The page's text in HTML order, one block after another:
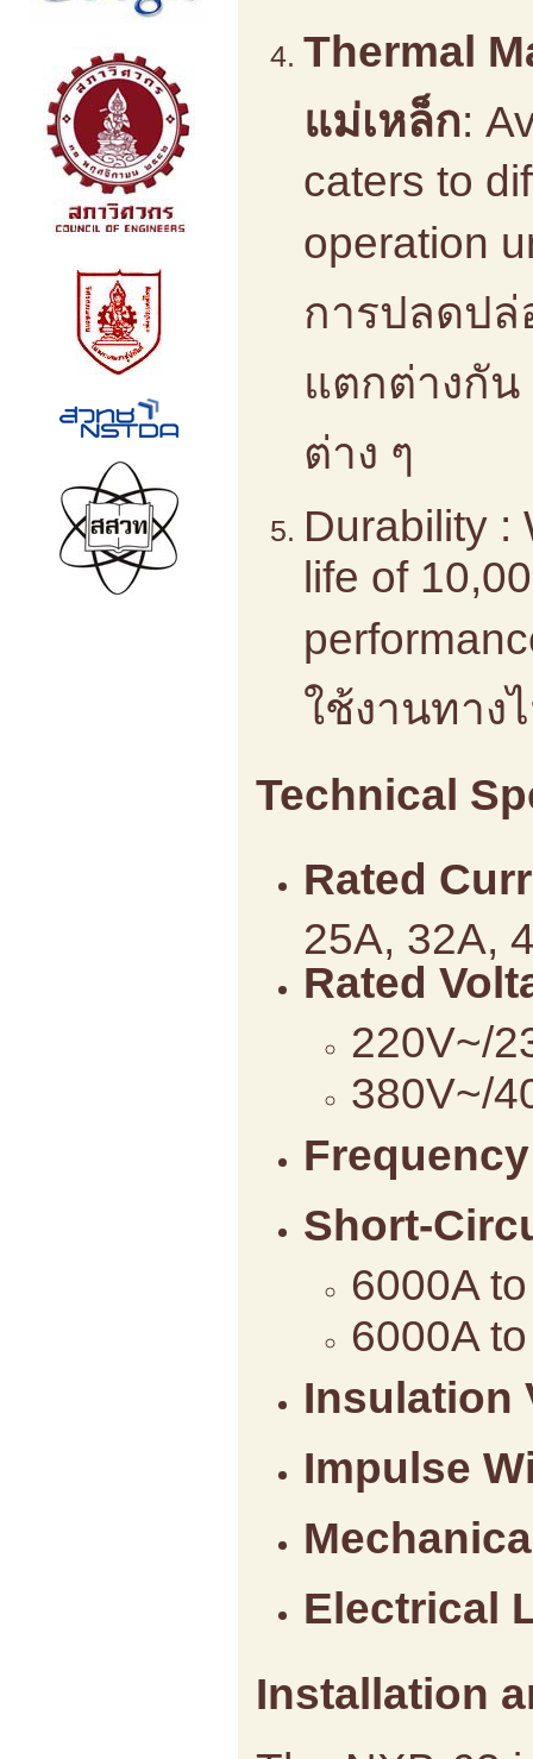
Thermal
แม่เหล็ก:
caters to
operation
การปลดปล่
แตกต่างกั
ต่าง ๆ
Durability :
life of
ใช้งานทาง
Technical
Rated
25A, 32A,
Rated
220V~/
380V~/
Short-
6000A
6000A
Insulation
Impulse
Electrical
Installation